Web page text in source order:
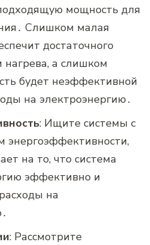
мощность для
Слишком малая
достаточного
а слишком
будет неэффективной
на электроэнергию․
: Ищите системы с
энергоэффективности‚
на то‚ что система
эффективно и
на
: Рассмотрите